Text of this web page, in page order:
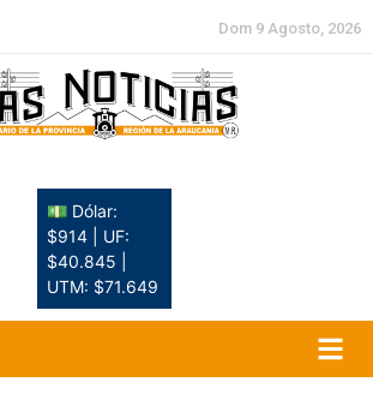
Dom 9 Agosto, 2026
💵 Dólar:
$914 | UF:
$40.845 |
UTM: $71.649